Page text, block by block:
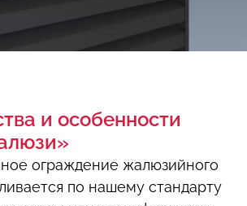
и особенности
ограждение жалюзийного
по нашему стандарту